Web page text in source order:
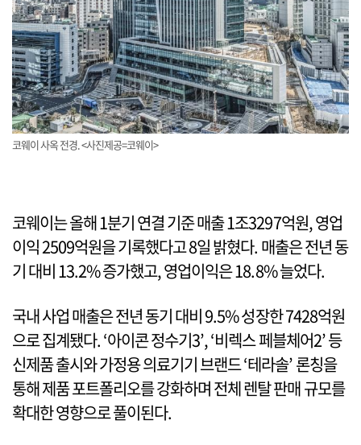
코웨이 사옥 전경. <사진제공=코웨이>
코웨이는 올해 1분기 연결 기준 매출 1조3297억원, 영업
이익 2509억원을 기록했다고 8일 밝혔다. 매출은 전년 동
기 대비 13.2% 증가했고, 영업이익은 18.8% 늘었다.
국내 사업 매출은 전년 동기 대비 9.5% 성장한 7428억원
으로 집계됐다. ‘아이콘 정수기3’, ‘비렉스 페블체어2’ 등
신제품 출시와 가정용 의료기기 브랜드 ‘테라솔’ 론칭을
통해 제품 포트폴리오를 강화하며 전체 렌탈 판매 규모를
확대한 영향으로 풀이된다.